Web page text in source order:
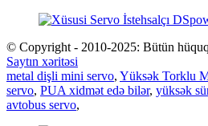
© Copyright - 2010-2025: Bütün
Saytın xəritəsi
metal dişli mini servo, Yüksək Torklu
servo, PUA xidmət edə bilər, yüksək
avtobus servo,